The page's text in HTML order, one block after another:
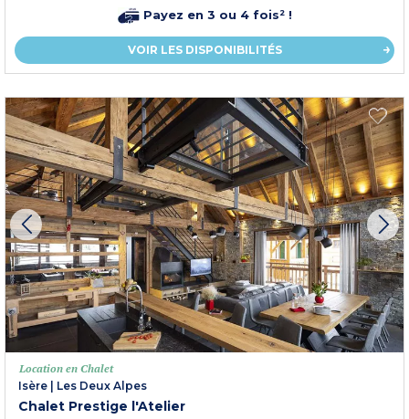
Payez en 3 ou 4 fois² !
VOIR LES DISPONIBILITÉS
Location en Chalet
Isère | Les Deux Alpes
Chalet Prestige l'Atelier